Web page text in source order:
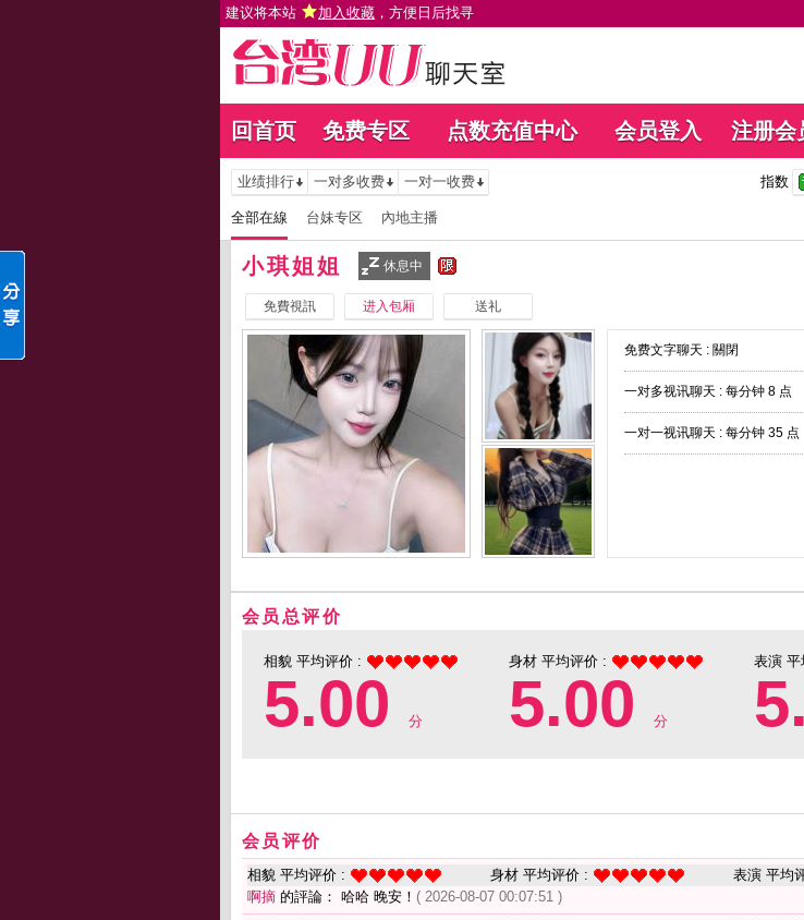
建议将本站 加入收藏 ，方便日后找寻
回首页 免费专区 点数充值中心 会员登入 注册会
业绩排行 一对多收费 一对一收费 指数
全部在線 台妹专区 內地主播
小琪姐姐 休息中
免費視訊 进入包厢 送礼
免费文字聊天 : 關閉
一对多视讯聊天 : 每分钟 8 点
一对一视讯聊天 : 每分钟 35 点
会员总评价
相貌 平均评价 :
5.00 分
身材 平均评价 :
5.00 分
表演 平
会员评价
相貌 平均评价 : 身材 平均评价 : 表演 平均
啊摘 的評論： 哈哈 晚安！ ( 2026-08-07 00:07:51 )